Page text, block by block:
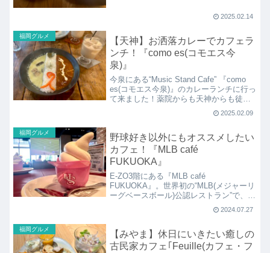
すが、カフェだからこそ初心者さんにも
ーはいかがですか♪
2025.02.14
福岡グルメ
【天神】お洒落カレーでカフェラ
ンチ！『como es(コモエス今
泉)』
今泉にある“Music Stand Cafe” 『como
es(コモエス今泉)』のカレーランチに行っ
て来ました！薬院からも天神からも徒歩
で行きやすく、2階建てのお店はカフェを
中心にギャラリー、バー、音楽にイベン
2025.02.09
福岡グルメ
野球好き以外にもオススメしたい
カフェ！『MLB café
FUKUOKA』
E-ZO3階にある『MLB café
FUKUOKA』。世界初の“MLB(メジャーリ
ーグベースボール)公認レストラン”で、日
本では東京に続きこの福岡が3店舗目で九
州初出店！スポーツバーとしては勿論ア
のドリンクもありカフェとしても大満
足！
2024.07.27
福岡グルメ
【みやま】休日にいきたい癒しの
古民家カフェ｢Feuille(カフェ・フ